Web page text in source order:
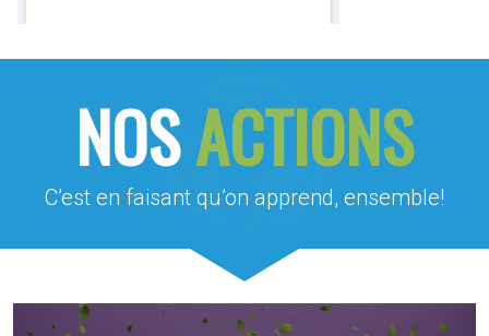
NOSACTIONS
C’est en faisant qu’on apprend, ensemble!